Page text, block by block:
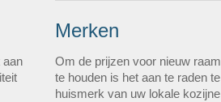
aan
Merken
Om de prijzen voor nieuw
te houden is het aan te raden
huismerk van uw lokale